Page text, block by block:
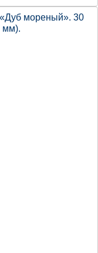
«Дуб мореный». 30
мм).